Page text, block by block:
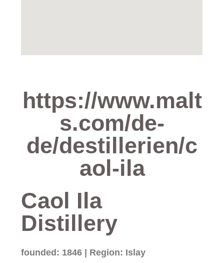
https://www.malt
s.com/de-
de/destillerien/c
aol-ila
Caol Ila
Distillery
founded: 1846 | Region: Islay